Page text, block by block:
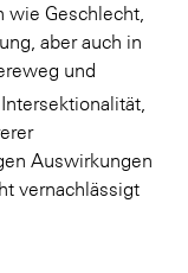
Geschlecht,
aber auch in
und
Auswirkungen
vernachlässigt